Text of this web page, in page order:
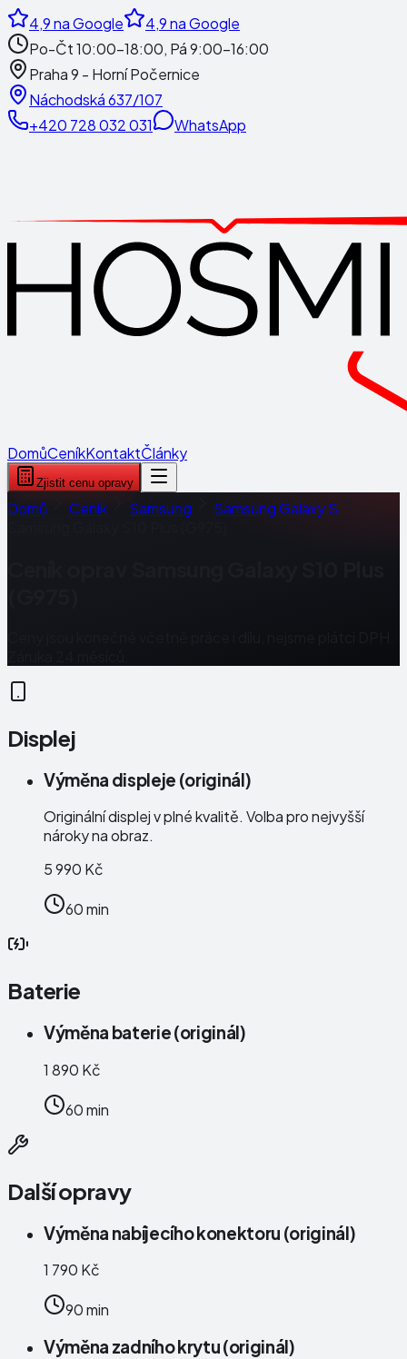
4,9na Google 4,9na Google
Po-Čt 10:00-18:00, Pá 9:00-16:00
Praha 9 - Horní Počernice
Náchodská 637/107
+420 728 032 031
WhatsApp
DomůCeníkKontaktČlánky
Zjistit cenu opravy
Domů Ceník Samsung
Samsung Galaxy S
Displej
Výměna displeje (originál)
Originální displej v plné kvalitě. Volba pro nejvyšší
nároky na obraz.
5 990 Kč
60 min
Baterie
Výměna baterie (originál)
1 890 Kč
60 min
Další opravy
Výměna nabíjecího konektoru (originál)
1 790 Kč
90 min
Výměna zadního krytu (originál)